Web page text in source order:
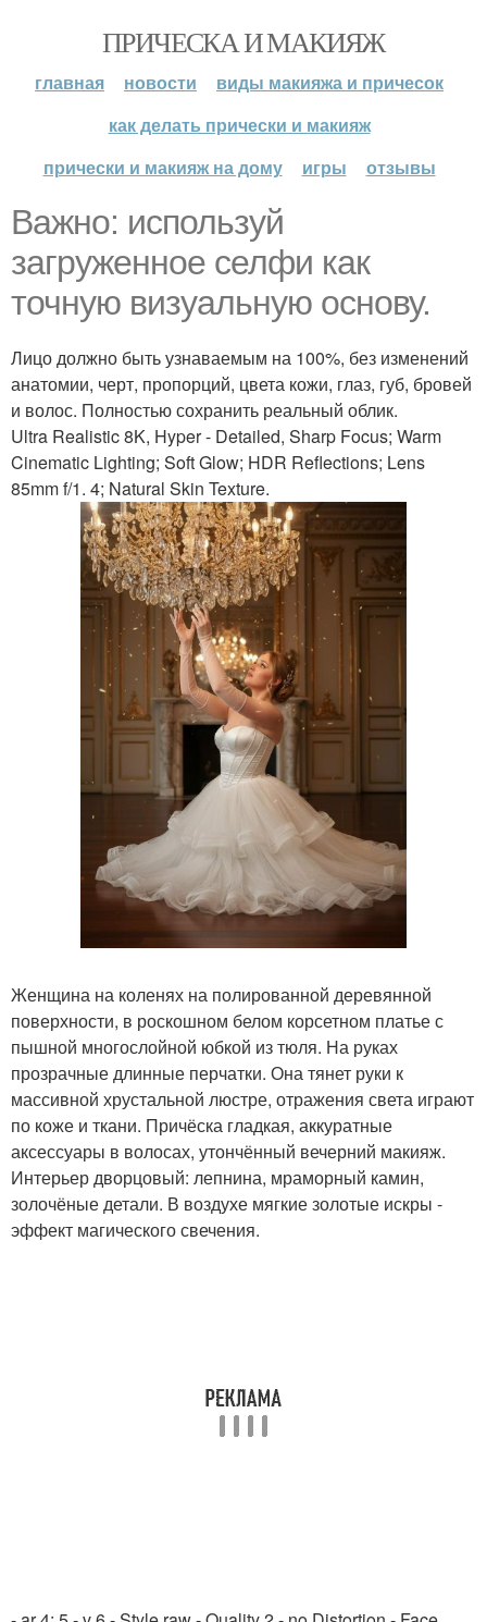
ПРИЧЕСКА И МАКИЯЖ
главная новости
виды макияжа и причесок
как делать прически и макияж
прически и макияж на дому
игры отзывы
Важно: используй
загруженное селфи как
точную визуальную основу.
Лицо должно быть узнаваемым на 100%, без изменений
анатомии, черт, пропорций, цвета кожи, глаз, губ, бровей
и волос. Полностью сохранить реальный облик.
Ultra Realistic 8K, Hyper - Detailed, Sharp Focus; Warm
Cinematic Lighting; Soft Glow; HDR Reflections; Lens
85mm f/1. 4; Natural Skin Texture.
Женщина на коленях на полированной деревянной
поверхности, в роскошном белом корсетном платье с
пышной многослойной юбкой из тюля. На руках
прозрачные длинные перчатки. Она тянет руки к
массивной хрустальной люстре, отражения света играют
по коже и ткани. Причёска гладкая, аккуратные
аксессуары в волосах, утончённый вечерний макияж.
Интерьер дворцовый: лепнина, мраморный камин,
золочёные детали. В воздухе мягкие золотые искры -
эффект магического свечения.